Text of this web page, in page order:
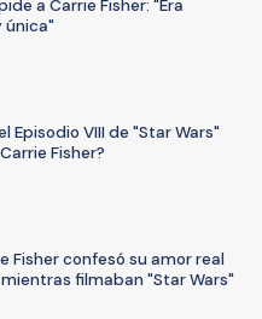
a Carrie Fisher: "Era
única"
Episodio VIII de "Star Wars"
Fisher?
Fisher confesó su amor real
filmaban "Star Wars"